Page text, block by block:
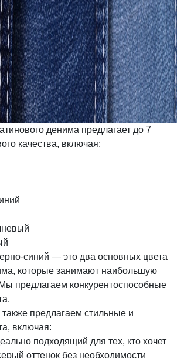
денима предлагает до 7
качества, включая:
синий — это два основных цвета
которые занимают наибольшую
предлагаем конкурентоспособные
предлагаем стильные и
включая:
подходящий для тех, кто хочет
оттенок без необходимости